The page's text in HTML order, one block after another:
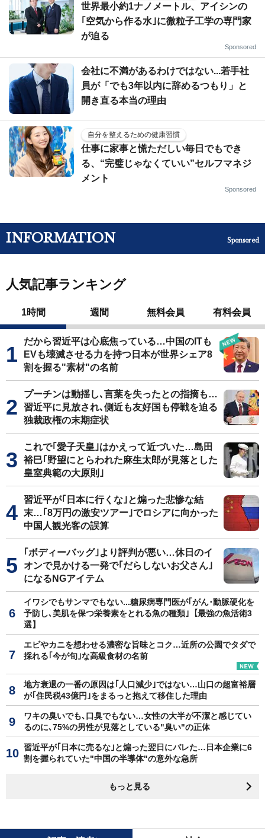
世界最小約1ナノメートル、アイシンの
｢空気から作る水｣に微粒子工学の専門家
が迫る
Sponsored
会社に不満があるわけではない...若手社
員が「でも3年以内に辞めるつもり」と
開き直る本当の理由
自分を整えるための健康習慣
仕事に家事と慌ただしい毎日でもでき
る、“完璧じゃなくていい”セルフマネジ
メント
Sponsored
INFORMATION Sponsored
人気記事ランキング
1時間 週間 無料会員 有料会員
だから習近平は心底焦っている…中国のITも
EVも壊滅させる力を持つ日本が世界シェア8
割を握る"素材"の名前
プーチンは動揺し､言葉を失ったとの指摘も…
習近平に見放され､側近も友好国も停戦を迫る
独裁政権の末期症状
これで｢愛子天皇｣はかえって近づいた…島田
裕巳｢野望にとらわれた麻生太郎が見落とした
皇室典範の大原則｣
習近平が｢日本に行くな｣と煽った悲惨な結
末…｢8万円の激安ツアー｣でロシアに向かった
中国人観光客の誤算
｢ボディーバッグ｣より評判が悪い…休日のイ
オンで見かける一発で｢だらしないお父さん｣
になるNGアイテム
イワシでもサンマでもない...糖尿病専門医が｢がん･動脈硬化を
予防し､美肌を保つ栄養素をとれる魚の種類｣【最強の魚活術3
選】
エビやカニを想わせる濃密な旨味とコク…近所の公園でタダで
採れる｢今が旬｣な高級食材の名前
地方衰退の一番の原因は｢人口減少｣ではない…山口の超富裕層
が｢住民税43億円｣をまるっと抱えて移住した理由
ワキの臭いでも､口臭でもない…女性の大半が不潔と感じてい
るのに､75%の男性が見落としている"臭い"の正体
習近平が｢日本に売るな｣と煽った翌日にバレた…日本企業に6
割を握られていた"中国の半導体"の意外な急所
もっと見る